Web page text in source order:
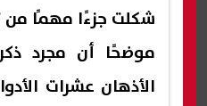
شكلت جزءًا مهمًا من
موضحًا أن مجرد
الأذهان عشرات